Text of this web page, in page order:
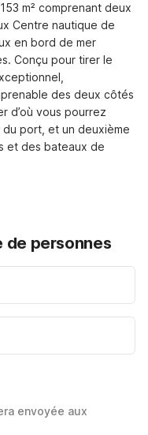
m² comprenant deux
Centre nautique de
en bord de mer
Conçu pour tirer le
des deux côtés
d’où vous pourrez
port, et un deuxième
et des bateaux de
de personnes
envoyée aux